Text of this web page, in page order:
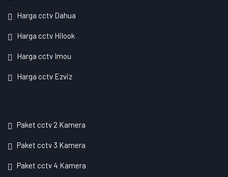
Harga cctv Dahua
Harga cctv Hilook
Harga cctv Imou
Harga cctv Ezviz
Paket cctv 2 Kamera
Paket cctv 3 Kamera
Paket cctv 4 Kamera